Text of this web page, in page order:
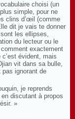
choisi (un
simple, pour ne
clins d’œil (comme
dit je vais te donner
les ellipses,
du lecteur ou le
comment exactement
évident, mais
vit dans sa bulle,
pas ignorant de
je reprends
discutant à propos
»